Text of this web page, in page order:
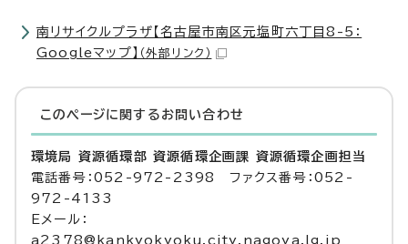
南リサイクルプラザ【名古屋市南区元塩町六丁目8-5：
Googleマップ】 （外部リンク）
このページに関する お問い合わせ
環境局 資源循環部 資源循環企画課 資源循環企画担当
電話番号：052-972-2398 ファクス番号：052-
972-4133
Eメール：
a2378@kankyokyoku.city.nagoya.lg.jp